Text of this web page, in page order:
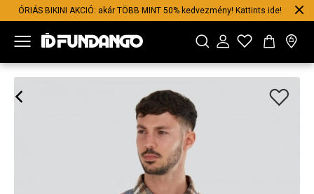
ÓRIÁS BIKINI AKCIÓ: akár TÖBB MINT 50% kedvezmény! Kattints ide!